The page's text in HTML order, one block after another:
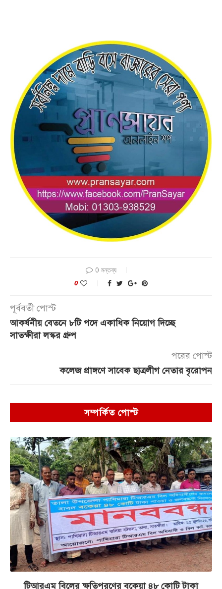
0 মন্তব্য
0
পূর্ববর্তী পোস্ট
আকর্ষনীয় বেতনে ৮টি পদে একাধিক নিয়োগ দিচ্ছে
সাতক্ষীরা লস্কর গ্রুপ
পরের পোস্ট
কলেজ প্রাঙ্গণে সাবেক ছাত্রলীগ নেতার বৃরোপন
সম্পর্কিত পোস্ট
টিআরএম বিলের ক্ষতিপূরণের বকেয়া ৪৮ কোটি টাকা